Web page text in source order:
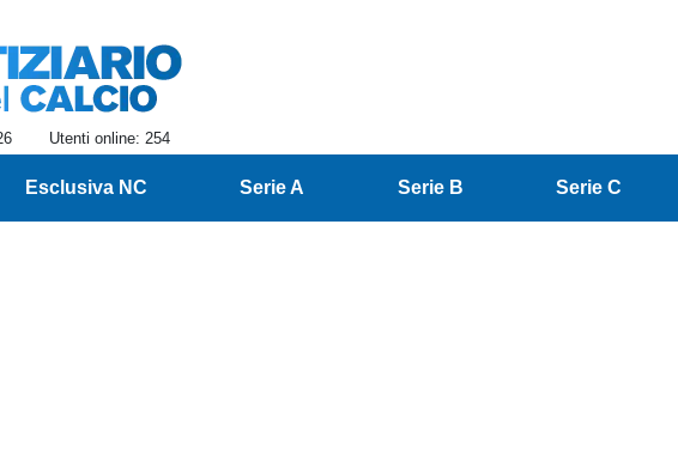
Utenti online: 254
Esclusiva NC Serie A Serie B Serie C